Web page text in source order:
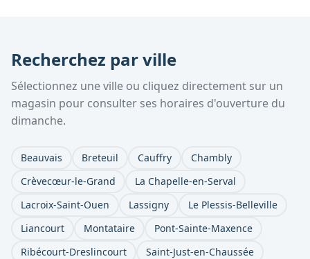
Recherchez par ville
Sélectionnez une ville ou cliquez directement sur un
magasin pour consulter ses horaires d'ouverture du
dimanche.
Beauvais Breteuil Cauffry
Chambly
Crèvecœur-le-Grand
La Chapelle-en-Serval
Lacroix-Saint-Ouen
Lassigny
Le Plessis-Belleville
Liancourt
Montataire
Pont-Sainte-Maxence
Ribécourt-Dreslincourt
Saint-Just-en-Chaussée